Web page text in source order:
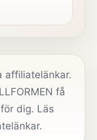
affiliatelänkar.
få
dig. Läs
.